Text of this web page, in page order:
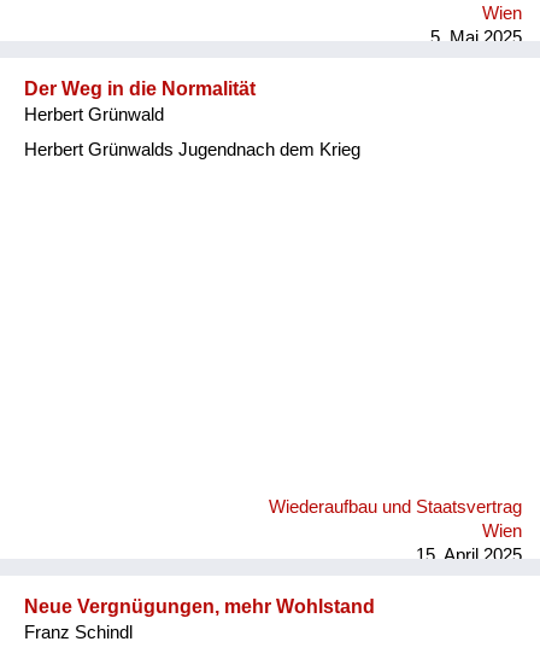
Wien
5. Mai 2025
Der Weg in die Normalität
Herbert Grünwald
Herbert Grünwalds Jugendnach dem Krieg
Wiederaufbau und Staatsvertrag
Wien
15. April 2025
Neue Vergnügungen, mehr Wohlstand
Franz Schindl